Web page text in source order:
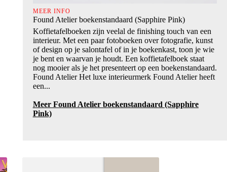
MEER INFO
Found Atelier boekenstandaard (Sapphire Pink)
Koffietafelboeken zijn veelal de finishing touch van een
interieur. Met een paar fotoboeken over fotografie, kunst
of design op je salontafel of in je boekenkast, toon je wie
je bent en waarvan je houdt. Een koffietafelboek staat
nog mooier als je het presenteert op een boekenstandaard.
Found Atelier Het luxe interieurmerk Found Atelier heeft
een...
Meer Found Atelier boekenstandaard (Sapphire
Pink)